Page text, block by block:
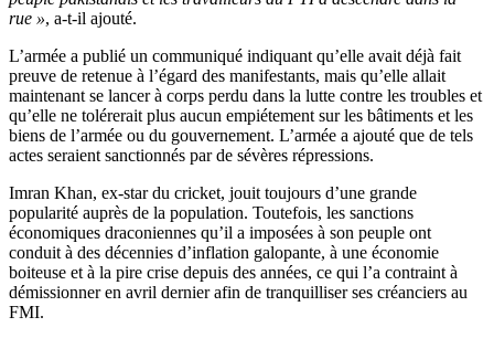
rue », a-t-il ajouté.
L’armée a publié un communiqué indiquant qu’elle avait déjà fait
preuve de retenue à l’égard des manifestants, mais qu’elle allait
maintenant se lancer à corps perdu dans la lutte contre les troubles et
qu’elle ne tolérerait plus aucun empiétement sur les bâtiments et les
biens de l’armée ou du gouvernement. L’armée a ajouté que de tels
actes seraient sanctionnés par de sévères répressions.
Imran Khan, ex-star du cricket, jouit toujours d’une grande
popularité auprès de la population. Toutefois, les sanctions
économiques draconiennes qu’il a imposées à son peuple ont
conduit à des décennies d’inflation galopante, à une économie
boiteuse et à la pire crise depuis des années, ce qui l’a contraint à
démissionner en avril dernier afin de tranquilliser ses créanciers au
FMI.